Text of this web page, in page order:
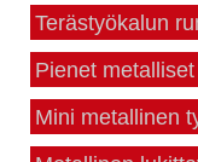
Terästyökalun
Pienet
Mini metallinen